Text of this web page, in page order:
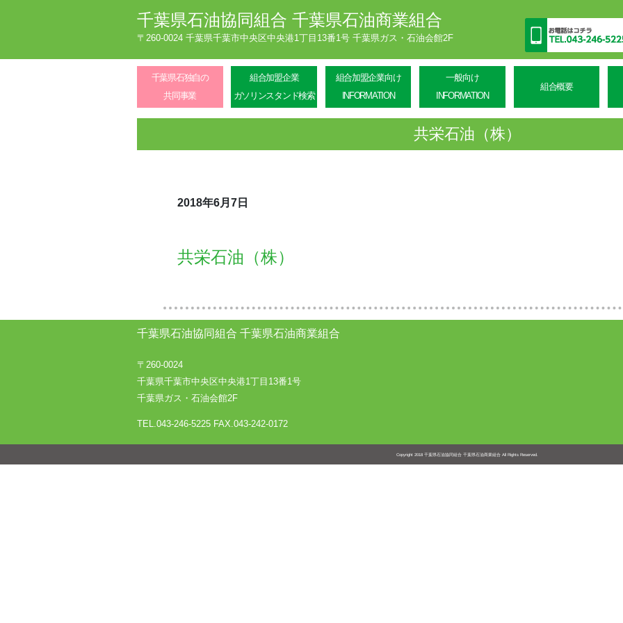
千葉県石油協同組合 千葉県石油商業組合
〒260-0024 千葉県千葉市中央区中央港1丁目13番1号 千葉県ガス・石油会館2F
千葉県石独自の
共同事業
組合加盟企業
ガソリンスタンド検索
組合加盟企業向け
INFORMATION
一般向け
INFORMATION
組合概要
共栄石油（株）
2018年6月7日
共栄石油（株）
千葉県石油協同組合 千葉県石油商業組合
〒260-0024
千葉県千葉市中央区中央港1丁目13番1号
千葉県ガス・石油会館2F
TEL.043-246-5225 FAX.043-242-0172
Copyright 2018 千葉県石油協同組合 千葉県石油商業組合 All Rights Reserved.